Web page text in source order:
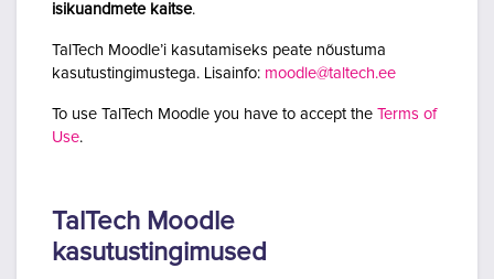
isikuandmete kaitse.
TalTech Moodle’i kasutamiseks peate nõustuma
kasutustingimustega. Lisainfo: moodle@taltech.ee
To use TalTech Moodle you have to accept the Terms of
Use.
TalTech Moodle
kasutustingimused